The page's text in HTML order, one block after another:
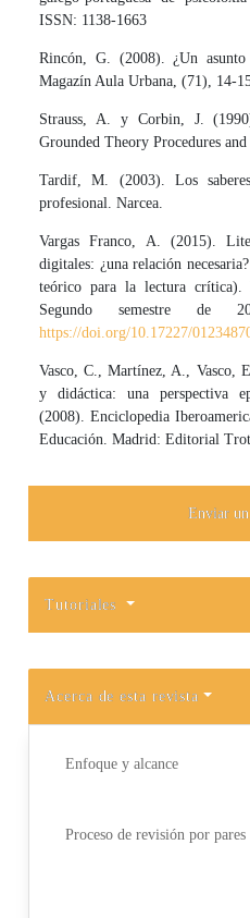
ISSN: 1138-1663
Rincón, G. (2008). ¿Un
Magazín Aula Urbana, (71), 14-
Strauss, A. y Corbin, J.
Grounded Theory Procedures
Tardif, M. (2003). Los
profesional. Narcea.
Vargas Franco, A. (2015).
digitales: ¿una relación
teórico para la lectura crítica).
Segundo semestre de
https://doi.org/10.17227/
Vasco, C., Martínez, A., Vasco,
y didáctica: una perspectiva
(2008). Enciclopedia
Educación. Madrid: Editorial
Enviar
Tutoriales
Acerca de esta revista
Enfoque y alcance
Proceso de revisión por pares